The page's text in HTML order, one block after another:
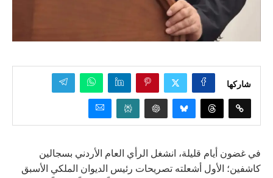
شاركها
في غضون أيام قليلة، انشغل الرأي العام الأردني بسجالين
كاشفين؛ الأول أشعلته تصريحات رئيس الديوان الملكي الأسبق